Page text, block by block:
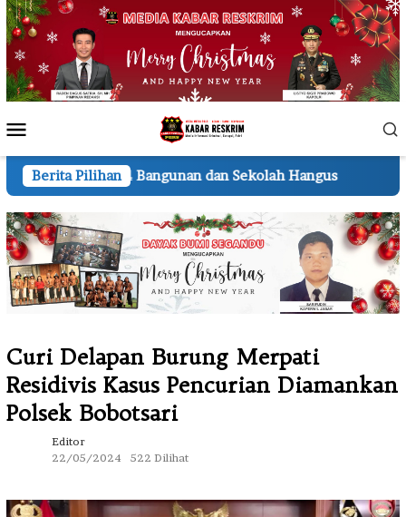
Loncat
ke
konten
Mobile
Berita Pilihan
dan Sekolah Hangus Lembur hingga Malam,
Curi Delapan Burung Merpati
Residivis Kasus Pencurian Diamankan
Polsek Bobotsari
Editor
22/05/2024
522 Dilihat